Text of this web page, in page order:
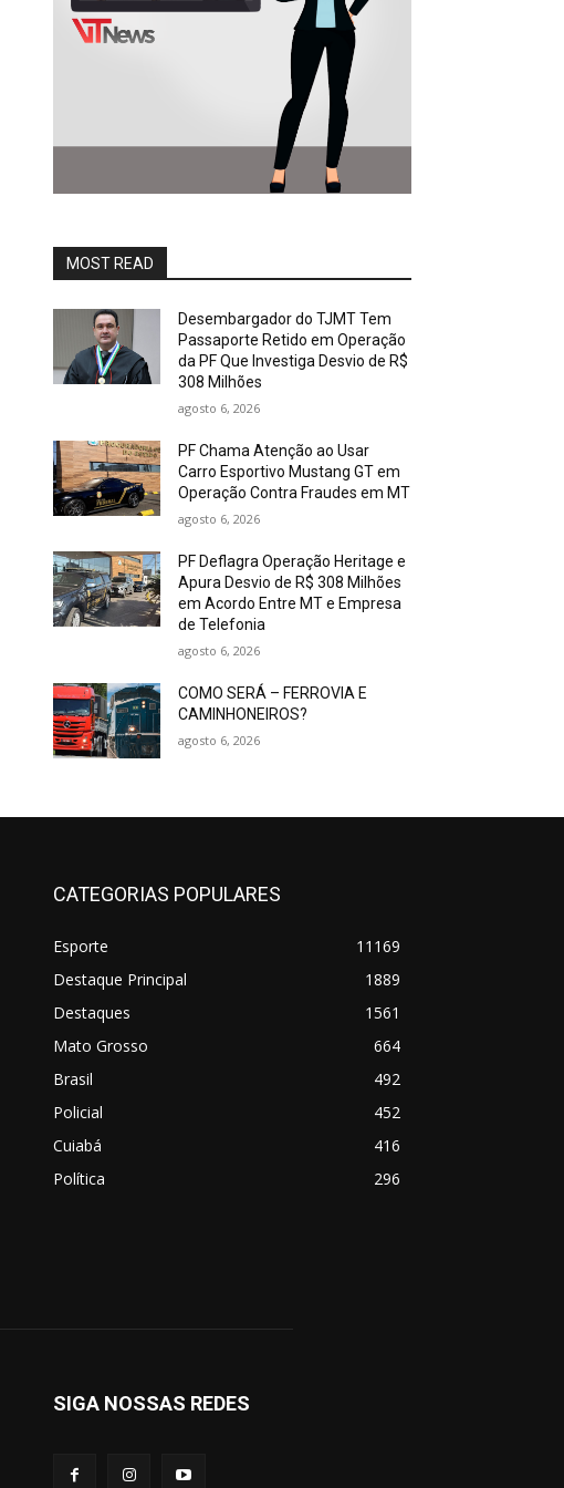
MOST READ
Desembargador do TJMT Tem
Passaporte Retido em Operação
da PF Que Investiga Desvio de R$
308 Milhões
agosto 6, 2026
PF Chama Atenção ao Usar
Carro Esportivo Mustang GT em
Operação Contra Fraudes em MT
agosto 6, 2026
PF Deflagra Operação Heritage e
Apura Desvio de R$ 308 Milhões
em Acordo Entre MT e Empresa
de Telefonia
agosto 6, 2026
COMO SERÁ – FERROVIA E
CAMINHONEIROS?
agosto 6, 2026
CATEGORIAS POPULARES
Esporte
11169
Destaque Principal
1889
Destaques
1561
Mato Grosso
664
Brasil
492
Policial
452
Cuiabá
416
Política
296
SIGA NOSSAS REDES